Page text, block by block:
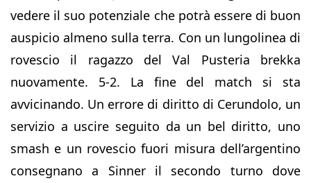
vedere il suo potenziale che potrà essere di buon
auspicio almeno sulla terra. Con un lungolinea di
rovescio il ragazzo del Val Pusteria brekka
nuovamente. 5-2. La fine del match si sta
avvicinando. Un errore di diritto di Cerundolo, un
servizio a uscire seguito da un bel diritto, uno
smash e un rovescio fuori misura dell’argentino
consegnano a Sinner il secondo turno dove